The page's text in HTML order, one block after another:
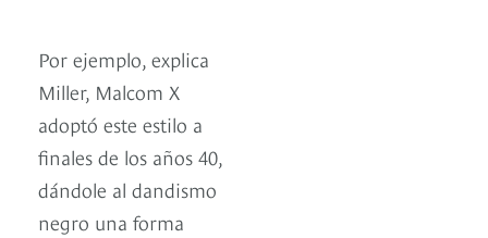
Por ejemplo, explica
Miller, Malcom X
adoptó este estilo a
finales de los años 40,
dándole al dandismo
negro una forma